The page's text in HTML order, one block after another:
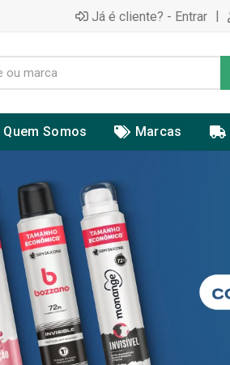
Já é cliente? - Entrar |
Quem Somos Marcas